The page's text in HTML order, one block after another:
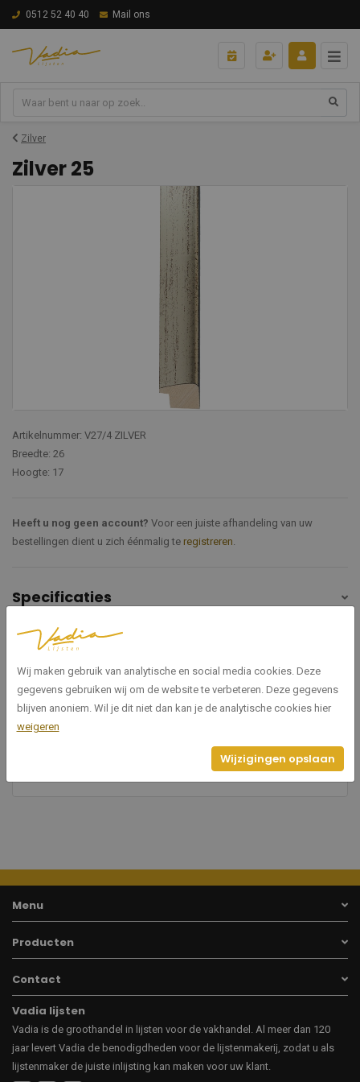
0512 52 40 40 Mail ons
Zilver
Zilver 25
Artikelnummer: V27/4 ZILVER
Breedte: 26
Hoogte: 17
Heeft u nog geen account? Voor een juiste afhandeling van uw
bestellingen dient u zich éénmalig te registreren.
Specificaties
Artikelnummer
Breedte
17
Menu
Producten
Contact
Vadia lijsten
Vadia is de groothandel in lijsten voor de vakhandel. Al meer dan 120
jaar levert Vadia de benodigdheden voor de lijstenmakerij, zodat u als
lijstenmaker de juiste inlijsting kan maken voor uw klant.
Wij maken gebruik van analytische en social media cookies. Deze
gegevens gebruiken wij om de website te verbeteren. Deze gegevens
blijven anoniem. Wil je dit niet dan kan je de analytische cookies hier
weigeren
Wijzigingen opslaan